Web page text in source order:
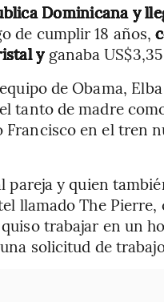
Dominicana y
de cumplir 18 años,
y ganaba
de Obama,
tanto de madre
en el tren
pareja y quien
llamado The
trabajar en un
solicitud de